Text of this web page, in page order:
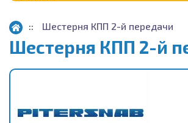
Шестерня КПП 2-й передачи
Шестерня КПП 2-й